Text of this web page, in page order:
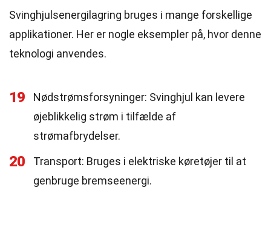
Svinghjulsenergilagring bruges i mange forskellige
applikationer. Her er nogle eksempler på, hvor denne
teknologi anvendes.
19
Nødstrømsforsyninger: Svinghjul kan levere
øjeblikkelig strøm i tilfælde af
strømafbrydelser.
20
Transport: Bruges i elektriske køretøjer til at
genbruge bremseenergi.